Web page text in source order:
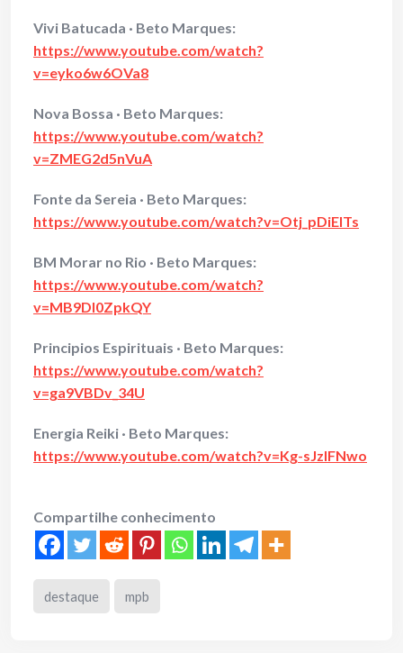
Vivi Batucada · Beto Marques:
https://www.youtube.com/watch?
v=eyko6w6OVa8
Nova Bossa · Beto Marques:
https://www.youtube.com/watch?
v=ZMEG2d5nVuA
Fonte da Sereia · Beto Marques:
https://www.youtube.com/watch?v=Otj_pDiEITs
BM Morar no Rio · Beto Marques:
https://www.youtube.com/watch?
v=MB9Dl0ZpkQY
Principios Espirituais · Beto Marques:
https://www.youtube.com/watch?
v=ga9VBDv_34U
Energia Reiki · Beto Marques:
https://www.youtube.com/watch?v=Kg-sJzIFNwo
Compartilhe conhecimento
destaque mpb